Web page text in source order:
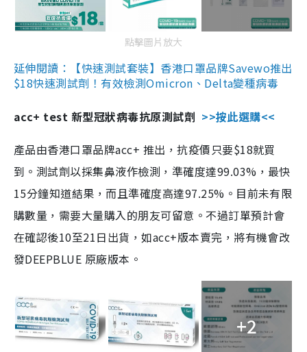
點擊圖片放大
延伸閱讀：【快速測試套裝】香港口罩品牌Savewo推出
$18快速測試劑！有效檢測Omicron、Delta變種病毒
acc+ test 新型冠狀病毒抗原測試劑 >>按此選購<<
產品由香港口罩品牌acc+ 推出，抗疫價只要$18就買
到。測試劑以採集鼻液作檢測，準確度達99.03%，最快
15分鐘知道結果，而且準確度高達97.25%。目前未有限
購數量，需要大量購入的朋友可留意。不過訂單預計會
在確認後10至21日出貨，如acc+版本賣完，將有機會改
發DEEPBLUE 原廠版本。
+2